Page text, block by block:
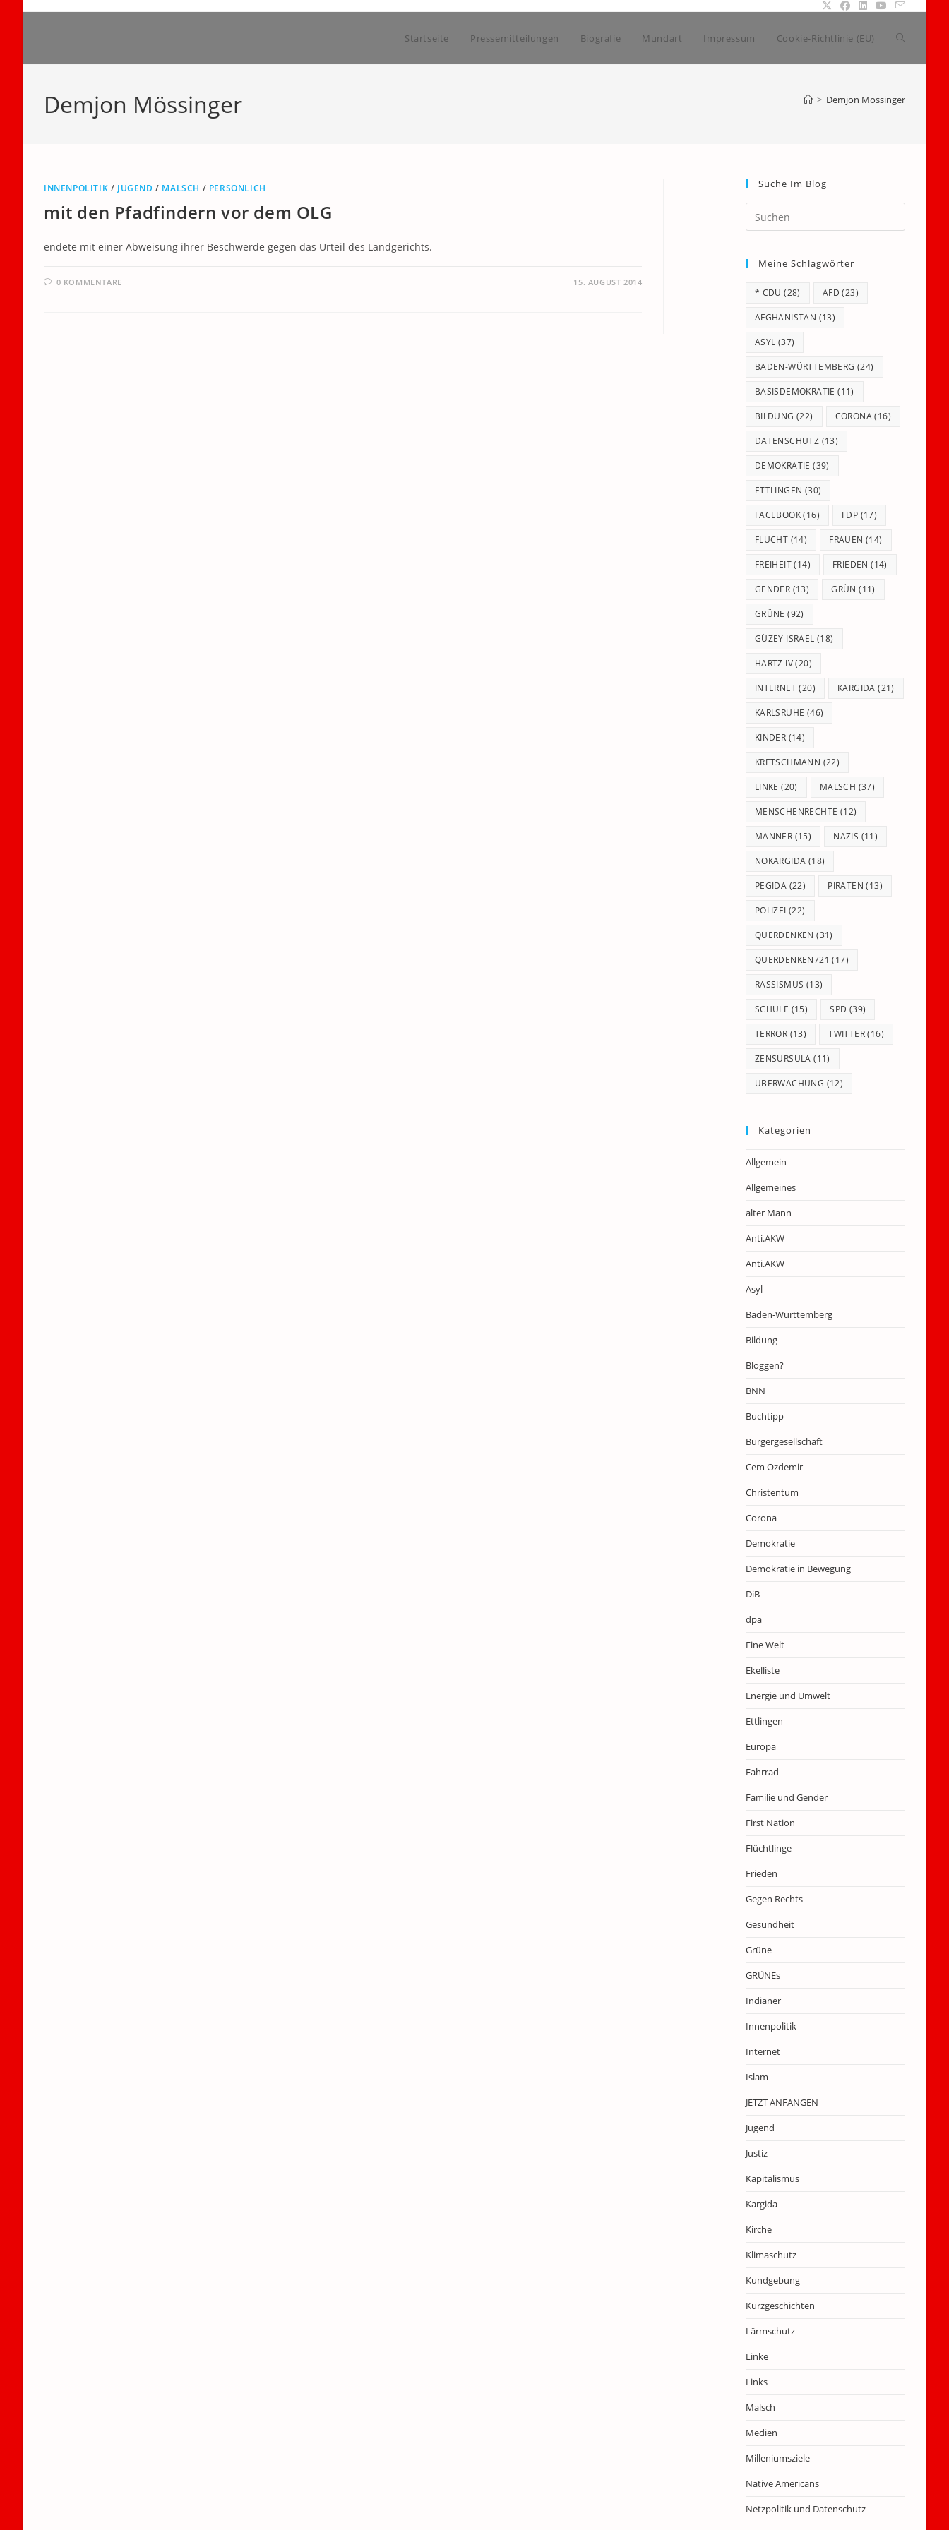
Startseite Pressemitteilungen Biografie Mundart Impressum Cookie-Richtlinie (EU) Website-
Demjon Mössinger > Demjon Mössinger
INNENPOLITIK / JUGEND / MALSCH / PERSÖNLICH
mit den Pfadfindern vor dem OLG
endete mit einer Abweisung ihrer Beschwerde gegen das Urteil des Landgerichts.
0 KOMMENTARE 15. AUGUST 2014
Suche Im Blog
Escape
Meine Schlagwörter
* CDU (28) AFD (23)
AFGHANISTAN (13)
ASYL (37)
BADEN-WÜRTTEMBERG (24)
BASISDEMOKRATIE (11)
BILDUNG (22) CORONA(16)
DATENSCHUTZ (13)
DEMOKRATIE (39)
ETTLINGEN (30)
FACEBOOK(16) FDP (17)
FLUCHT (14) FRAUEN (14)
FREIHEIT(14) FRIEDEN (14)
GENDER (13) GRÜN (11)
GRÜNE (92)
GÜZEY ISRAEL (18)
HARTZ IV(20)
INTERNET(20) KARGIDA (21)
KARLSRUHE (46)
KINDER (14)
KRETSCHMANN (22)
LINKE (20) MALSCH (37)
MENSCHENRECHTE (12)
MÄNNER (15) NAZIS (11)
NOKARGIDA (18)
PEGIDA (22) PIRATEN (13)
POLIZEI (22)
QUERDENKEN (31)
QUERDENKEN721 (17)
RASSISMUS (13)
SCHULE (15) SPD (39)
TERROR (13) TWITTER(16)
ZENSURSULA (11)
ÜBERWACHUNG (12)
Kategorien
Allgemein
Allgemeines
alter Mann
Anti.AKW
Anti.AKW
Asyl
Baden-Württemberg
Bildung
Bloggen?
BNN
Buchtipp
Bürgergesellschaft
Cem Özdemir
Christentum
Corona
Demokratie
Demokratie in Bewegung
DiB
dpa
Eine Welt
Ekelliste
Energie und Umwelt
Ettlingen
Europa
Fahrrad
Familie und Gender
First Nation
Flüchtlinge
Frieden
Gegen Rechts
Gesundheit
Grüne
GRÜNEs
Indianer
Innenpolitik
Internet
Islam
JETZT ANFANGEN
Jugend
Justiz
Kapitalismus
Kargida
Kirche
Klimaschutz
Kundgebung
Kurzgeschichten
Lärmschutz
Linke
Links
Malsch
Medien
Milleniumsziele
Native Americans
Netzpolitik und Datenschutz